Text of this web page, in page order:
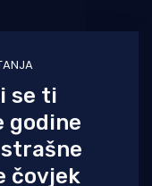
se ti
godine
čovjek